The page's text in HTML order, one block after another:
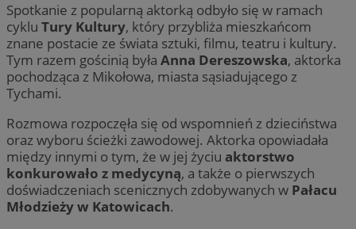
Spotkanie z popularną aktorką odbyło się w ramach
cyklu Tury Kultury, który przybliża mieszkańcom
znane postacie ze świata sztuki, filmu, teatru i kultury.
Tym razem gościnią była Anna Dereszowska, aktorka
pochodząca z Mikołowa, miasta sąsiadującego z
Tychami.
Rozmowa rozpoczęła się od wspomnień z dzieciństwa
oraz wyboru ścieżki zawodowej. Aktorka opowiadała
między innymi o tym, że w jej życiu aktorstwo
konkurowało z medycyną, a także o pierwszych
doświadczeniach scenicznych zdobywanych w Pałacu
Młodzieży w Katowicach.